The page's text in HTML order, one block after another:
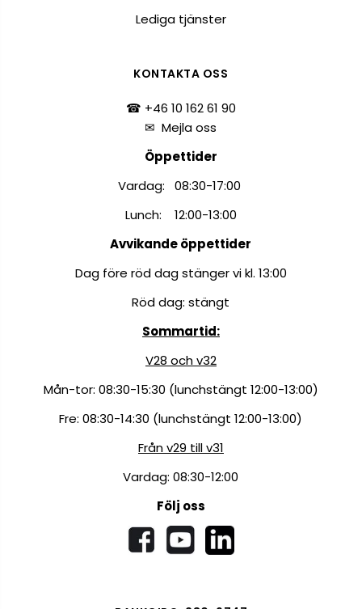
Lediga tjänster
KONTAKTA OSS
☎ +46 10 162 61 90
✉Mejla oss
Öppettider
Vardag: 08:30-17:00
Lunch: 12:00-13:00
Avvikande öppettider
Dag före röd dag stänger vi kl. 13:00
Röd dag: stängt
Sommartid:
V28 och v32
Mån-tor: 08:30-15:30 (lunchstängt 12:00-13:00)
Fre: 08:30-14:30 (lunchstängt 12:00-13:00)
Från v29 till v31
Vardag: 08:30-12:00
Följ oss